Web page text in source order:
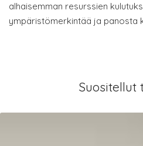
alhaisemman resurssien
ympäristömerkintää ja panosta
Suositellut